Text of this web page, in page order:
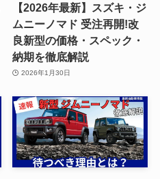
【2026年最新】スズキ・ジ
ムニーノマド 受注再開!改
良新型の価格・スペック・
納期を徹底解説
2026年1月30日